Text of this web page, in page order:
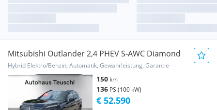
Mitsubishi Outlander 2,4 PHEV S-AWC Diamond
Hybrid Elektro/Benzin, Automatik, Gewährleistung, Garantie
150 km
136 PS (100 kW)
€ 52.590